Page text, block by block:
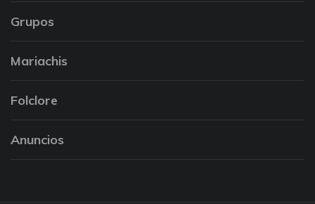
Grupos
Mariachis
Folclore
Anuncios